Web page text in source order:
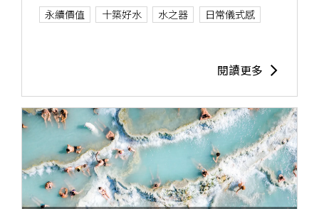
永續價值 十築好水 水之器 日常儀式感
閱讀更多